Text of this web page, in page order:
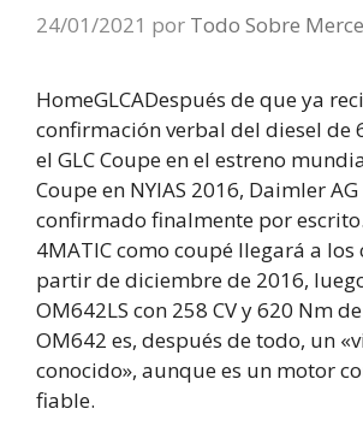
24/01/2021 por Todo Sobre
HomeGLCADespués de que ya
confirmación verbal del diesel de
el GLC Coupe en el estreno
Coupe en NYIAS 2016, Daimler
confirmado finalmente por
4MATIC como coupé llegará a los
partir de diciembre de 2016,
OM642LS con 258 CV y 620 Nm
OM642 es, después de todo, un
conocido», aunque es un motor
fiable.